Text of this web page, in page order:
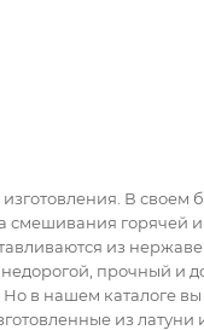
В своем
смешивания горячей
из
недорогой, прочный и
Но в нашем каталоге
из латуни